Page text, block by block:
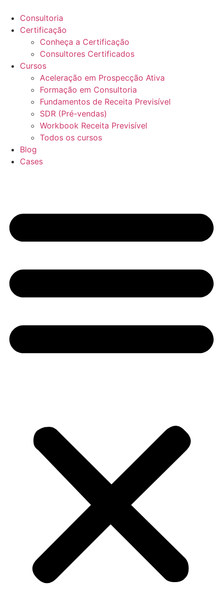
para
conteúdo
Consultoria
Certificação
Conheça a Certificação
Consultores Certificados
Cursos
Aceleração em Prospecção Ativa
Formação em Consultoria
Fundamentos de Receita Previsível
SDR (Pré-vendas)
Workbook Receita Previsível
Todos os cursos
Blog
Cases